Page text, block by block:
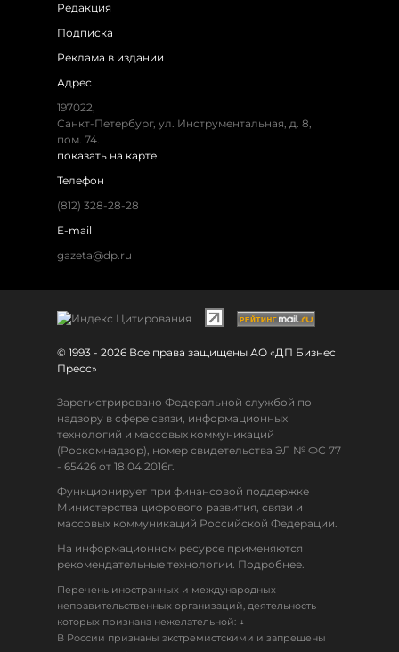
Редакция
Подписка
Реклама в издании
Адрес
197022,
Санкт-Петербург, ул. Инструментальная, д. 8,
пом. 74.
показать на карте
Телефон
(812) 328-28-28
E-mail
gazeta@dp.ru
© 1993 - 2026 Все права защищены АО «ДП Бизнес
Пресс»
Зарегистрировано Федеральной службой по
надзору в сфере связи, информационных
технологий и массовых коммуникаций
(Роскомнадзор), номер свидетельства ЭЛ № ФС 77
- 65426 от 18.04.2016г.
Функционирует при финансовой поддержке
Министерства цифрового развития, связи и
массовых коммуникаций Российской Федерации.
На информационном ресурсе применяются
рекомендательные технологии. Подробнее.
Перечень иностранных и международных
неправительственных организаций, деятельность
которых признана нежелательной: ↓
В России признаны экстремистскими и запрещены